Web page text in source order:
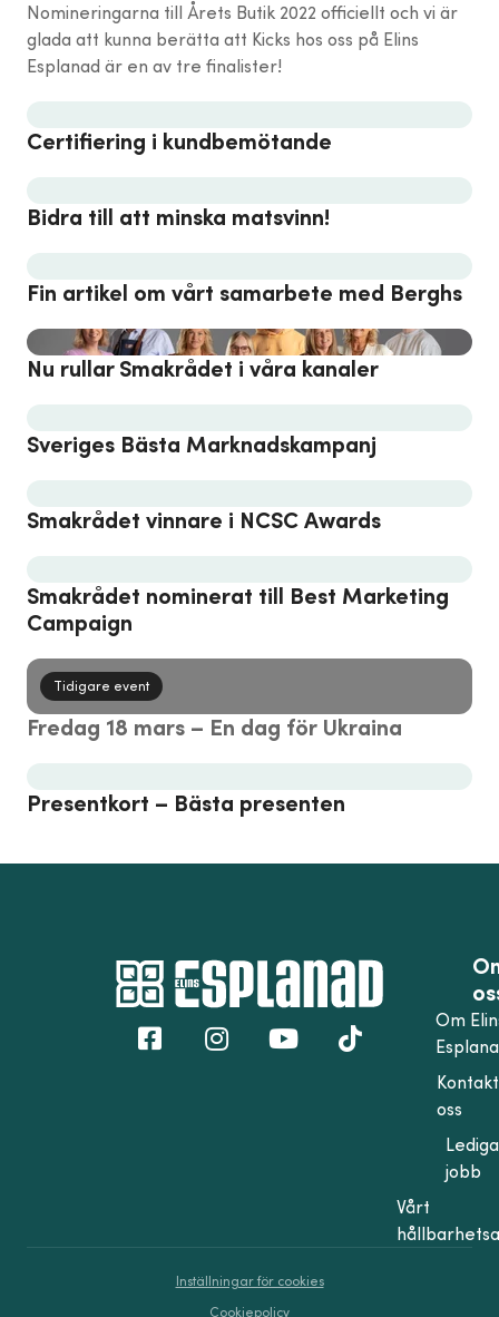
Nomineringarna till Årets Butik 2022 officiellt och vi är
glada att kunna berätta att Kicks hos oss på Elins
Esplanad är en av tre finalister!
Certifiering i kundbemötande
Bidra till att minska matsvinn!
Fin artikel om vårt samarbete med Berghs
Nu rullar Smakrådet i våra kanaler
Sveriges Bästa Marknadskampanj
Smakrådet vinnare i NCSC Awards
Smakrådet nominerat till Best Marketing
Campaign
Tidigare event
Fredag 18 mars – En dag för Ukraina
Presentkort – Bästa presenten
Om
oss
Lediga
jobb
Vårt
Inställningar för cookies
Cookiepolicy